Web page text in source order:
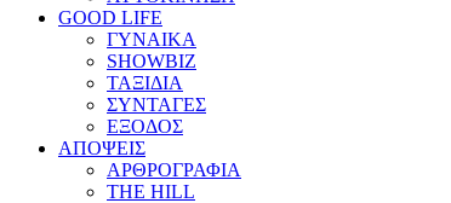
GOOD LIFE
ΓΥΝΑΙΚΑ
SHOWBIZ
ΤΑΞΙΔΙΑ
ΣΥΝΤΑΓΕΣ
ΕΞΟΔΟΣ
ΑΠΟΨΕΙΣ
ΑΡΘΡΟΓΡΑΦΙΑ
THE HILL